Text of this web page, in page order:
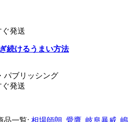
ぐ発送
続けるうまい方法
パブリッシング
ぐ発送